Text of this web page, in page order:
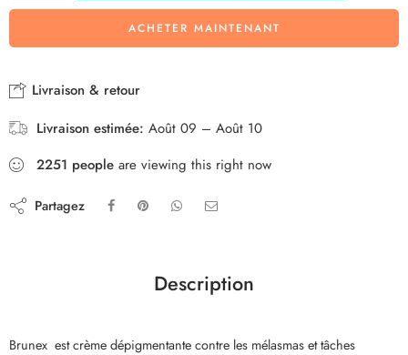
ACHETER MAINTENANT
Livraison & retour
Livraison estimée: Août 09 – Août 10
2251 people are viewing this right now
Partagez
Description
Brunex est crème dépigmentante contre les mélasmas et tâches